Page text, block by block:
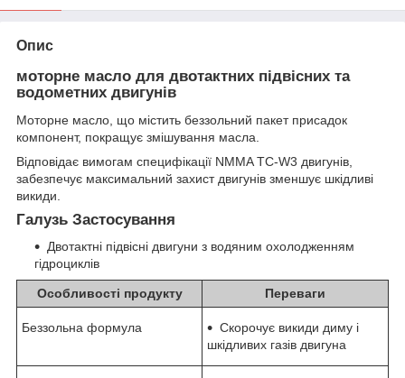
Опис
моторне масло для двотактних підвісних та
водометних двигунів
Моторне масло, що містить беззольний пакет присадок
компонент, покращує змішування масла.
Відповідає вимогам специфікації NMMA TC-W3 двигунів,
забезпечує максимальний захист двигунів зменшує шкідливі
викиди.
Галузь Застосування
Двотактні підвісні двигуни з водяним охолодженням
гідроциклів
Особливості продукту Переваги
Беззольна формула
Скорочує викиди диму і
шкідливих газів двигуна